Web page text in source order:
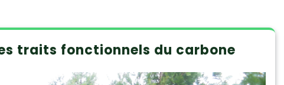
traits fonctionnels du carbone